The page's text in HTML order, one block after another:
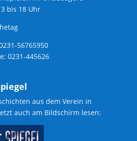
bis 18 Uhr
56765950
0231-445626
aus dem Verein in
auch am Bildschirm lesen: